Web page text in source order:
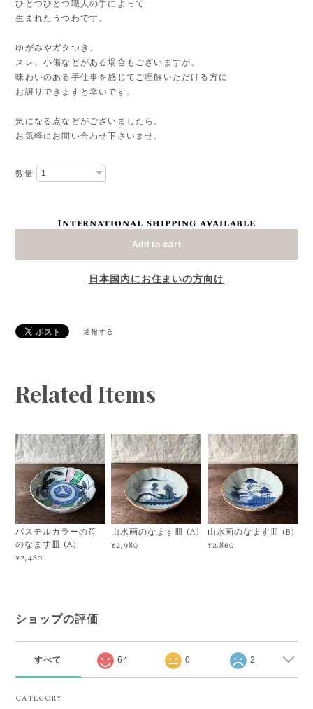
ひとつひとつ職人の手によって
生まれたうつわです。
ゆがみやガタつき、
スレ、小傷などがある場合もございますが、
味わいのある手仕事を感じてご理解いただける方に
お譲りできますと幸いです。
気になる点などがございましたら、
お気軽にお問い合わせ下さいませ。
数量
International shipping available
Add to cart
日本国内にお住まいの方向け
通報する
Related Items
パステルカラーの笹
のなます皿 (A)
¥2,480
山水画のなます皿 (A)
¥2,980
山水画のなます皿 (B)
¥2,860
ショップの評価
すべて 64 0 2
CATEGORY